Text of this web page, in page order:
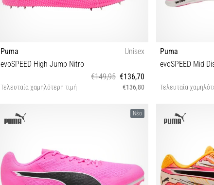
Puma
Unisex
evoSPEED High Jump Nitro
€149,95 €136,70
Τελευταία χαμηλότερη τιμή €136,80
Puma
evoSPEED Mid
Τελευταία
Νέο